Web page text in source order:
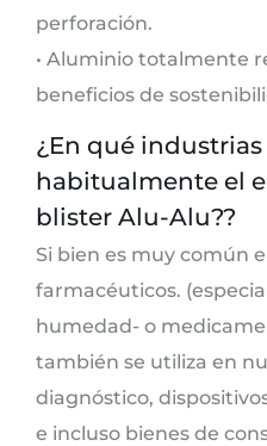
perforación.
• Aluminio totalmente
beneficios de
¿En qué
habitualmente el
blister Alu-Alu??
Si bien es muy común
farmacéuticos.
humedad- o
también se utiliza en
diagnóstico,
e incluso bienes de